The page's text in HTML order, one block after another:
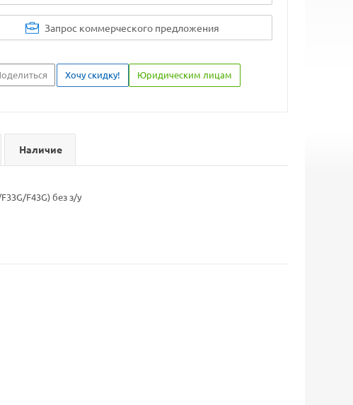
Запрос коммерческого предложения
Хочу скидку! Юридическим лицам
Наличие
F43G) без з/у